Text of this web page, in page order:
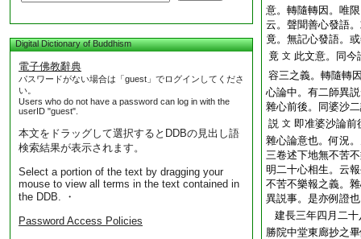
Digital Dictionary of Buddhism
電子佛教辭典
パスワードがない場合は「guest」でログインしてくださ
い。
Users who do not have a password can log in with the
userID "guest".
本文をドラッグして選択するとDDBの見出し語
検索結果が表示されます。
Select a portion of the text by dragging your
mouse to view all terms in the text contained in
the DDB. ・
Password Access Policies
意。轉隨轉因。唯
云。聲聞善心發語
竟。無記心發語。
竟 文 此文意。同今
容三之義。轉隨轉
心論中。有二師異
雜心前後。同婆沙
説 文 即准婆沙論前
雜心論意也。何況
三卷述下地無不苦
明二十心相生。云
不苦不樂報之義。
異説事。是亦例證也
建長三年四月二十
勝院中堂東廊抄之